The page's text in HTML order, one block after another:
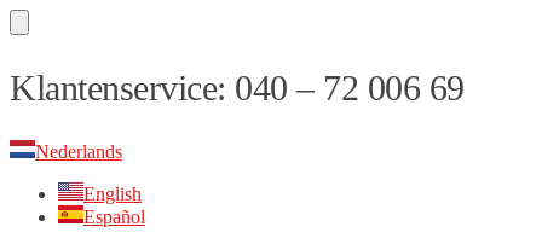
Skip
to
Skip
to
Klantenservice: 040 – 72 006 69
Nederlands
English
Español